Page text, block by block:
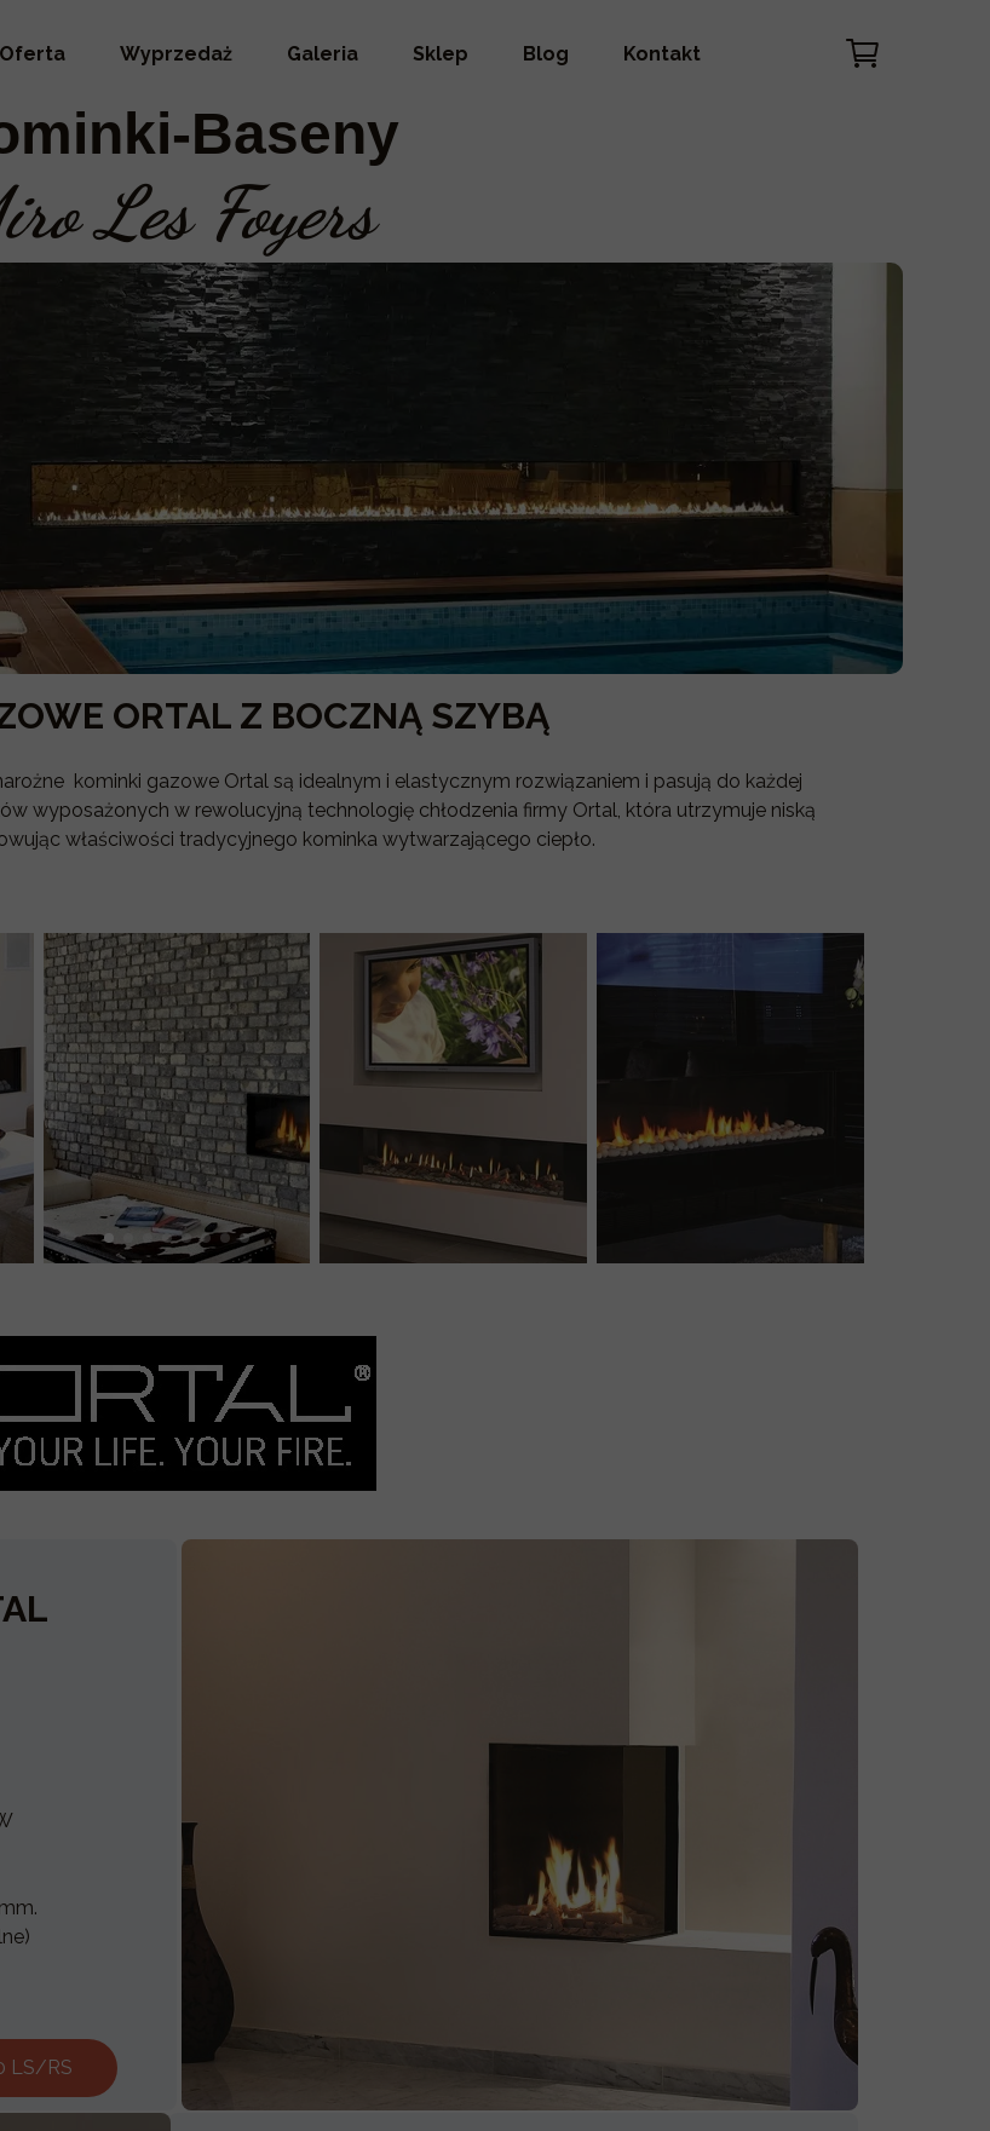
Oferta Wyprzedaż Galeria Sklep Blog Kontakt
Baseny
Les Foyers
LS/RS
ORTAL Z BOCZNĄ SZYBĄ
kominki gazowe Ortal są idealnym i elastycznym rozwiązaniem i pasują do każdej
wyposażonych w rewolucyjną technologię chłodzenia firmy Ortal, która utrzymuje niską
właściwości tradycyjnego kominka wytwarzającego ciepło.